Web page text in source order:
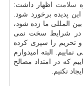
سلامت اظهار داشت:
این پدیده برخورد شود.
المللی ما زده شود،
در شرایط سخت نمی
و تحریم را سپری كرده
البته امیدوارم
كه در امتداد مصالح
نكنیم.